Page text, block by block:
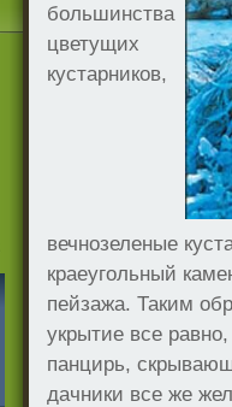
большинства
цветущих
кустарников,
вечнозеленые
краеугольный
пейзажа. Таким
укрытие все
панцирь,
дачники все же